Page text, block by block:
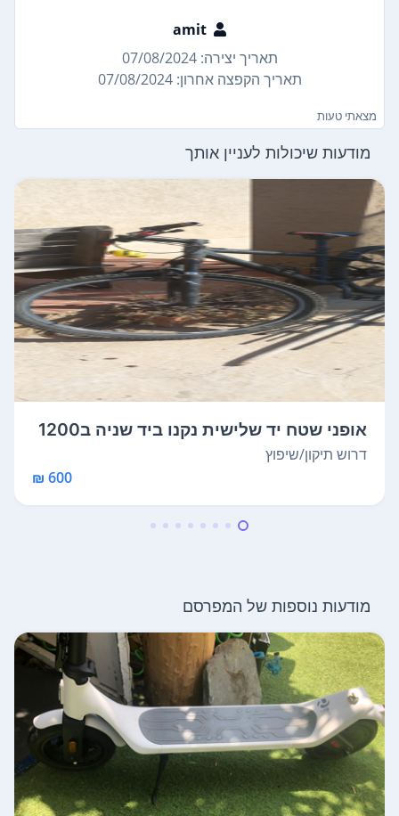
amit
תאריך יצירה: 07/08/2024
תאריך הקפצה אחרון: 07/08/2024
מצאתי טעות
מודעות שיכולות לעניין אותך
אופני שטח יד שלישית נקנו ביד שניה ב1200
...
דרוש תיקון/שיפוץ
600 ₪
מודעות נוספות של המפרסם